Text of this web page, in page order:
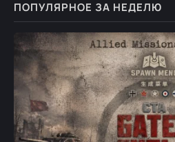
ПОПУЛЯРНОЕ ЗА НЕДЕЛЮ